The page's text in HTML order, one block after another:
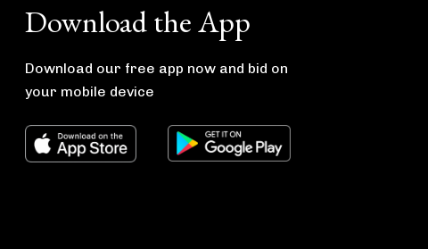
Download the App
Download our free app now and bid on
your mobile device